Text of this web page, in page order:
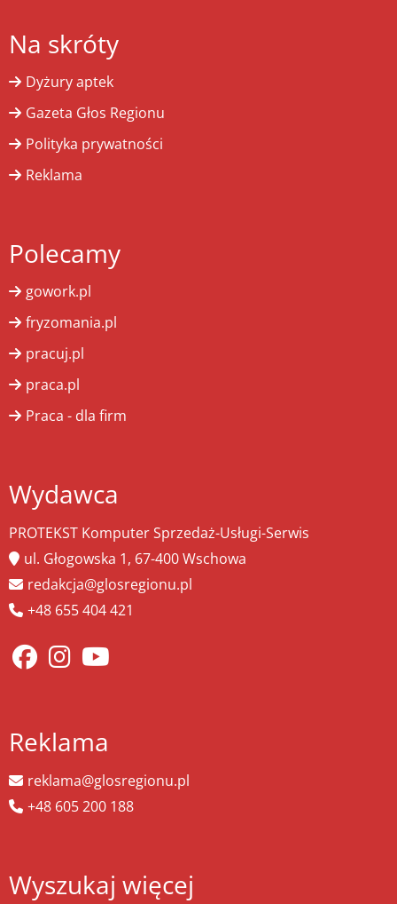
Na skróty
Dyżury aptek
Gazeta Głos Regionu
Polityka prywatności
Reklama
Polecamy
gowork.pl
fryzomania.pl
pracuj.pl
praca.pl
Praca - dla firm
Wydawca
PROTEKST Komputer Sprzedaż-Usługi-Serwis
ul. Głogowska 1, 67-400 Wschowa
redakcja@glosregionu.pl
+48 655 404 421
Reklama
reklama@glosregionu.pl
+48 605 200 188
Wyszukaj więcej